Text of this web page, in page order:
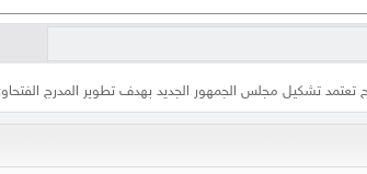
تعتمد تشكيل مجلس الجمهور الجديد بهدف تطوير المدرج